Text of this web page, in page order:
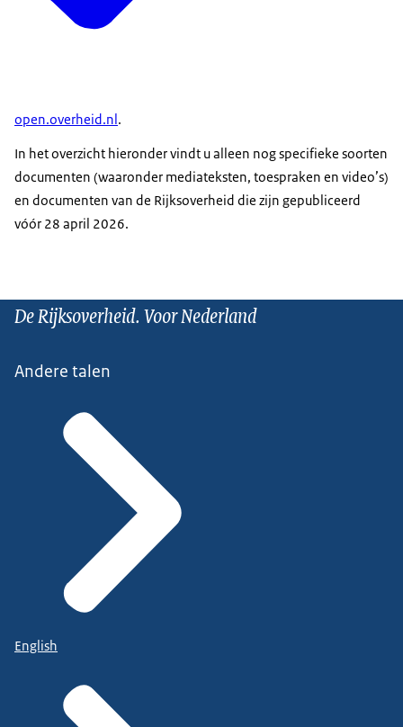
open.overheid.nl.
In het overzicht hieronder vindt u alleen nog specifieke soorten
documenten (waaronder mediateksten, toespraken en video’s)
en documenten van de Rijksoverheid die zijn gepubliceerd
vóór 28 april 2026.
De Rijksoverheid. Voor Nederland
Andere talen
English